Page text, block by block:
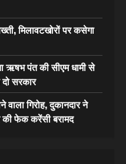
मिलावटखोरों पर कसेगा
पंत की सीएम धामी से
सरकार
गिरोह, दुकानदार ने
फेक करेंसी बरामद